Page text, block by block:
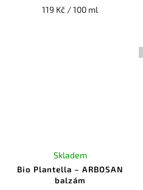
119 Kč / 100 ml
Bio Plantella – ARBOSAN
balzám
Skladem